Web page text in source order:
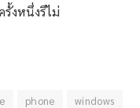
รั้งหนึ่งรึไม่
phone windows